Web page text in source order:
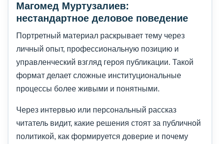
Магомед Муртузалиев:
нестандартное деловое поведение
Портретный материал раскрывает тему через
личный опыт, профессиональную позицию и
управленческий взгляд героя публикации. Такой
формат делает сложные институциональные
процессы более живыми и понятными.
Через интервью или персональный рассказ
читатель видит, какие решения стоят за публичной
политикой, как формируется доверие и почему